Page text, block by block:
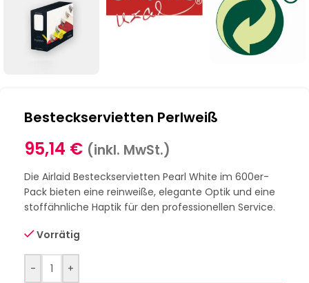
Besteckservietten Perlweiß
95,14 € (inkl. MwSt.)
Die Airlaid Besteckservietten Pearl White im 600er-
Pack bieten eine reinweiße, elegante Optik und eine
stoffähnliche Haptik für den professionellen Service.
Vorrätig
- +